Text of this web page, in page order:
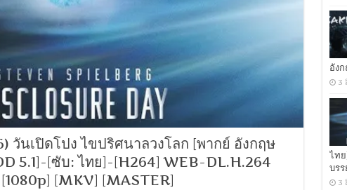
5.1.Atmos
ไทย
DD+
5.1
Master
แท้.]
อังกฤษ
Master]
วันเปิดโปง ไขปริศนาลวงโลก [พากย์ อังกฤษ
5.1]-[ซับ: ไทย]-[H264] WEB-DL.H.264
[MKV] [MASTER]
อัง
3
ไท
บร
3